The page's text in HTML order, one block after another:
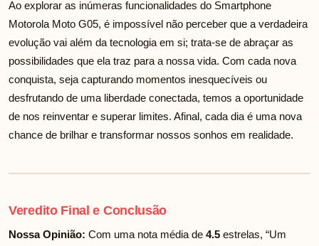
Ao explorar as inúmeras funcionalidades do Smartphone
Motorola Moto G05, é impossível não perceber que a verdadeira
evolução vai além da tecnologia em si; trata-se de abraçar as
possibilidades que ela traz para a nossa vida. Com cada nova
conquista, seja capturando momentos inesquecíveis ou
desfrutando de uma liberdade conectada, temos a oportunidade
de nos reinventar e superar limites. Afinal, cada dia é uma nova
chance de brilhar e transformar nossos sonhos em realidade.
Veredito Final e Conclusão
Nossa Opinião: Com uma nota média de 4.5 estrelas, “Um